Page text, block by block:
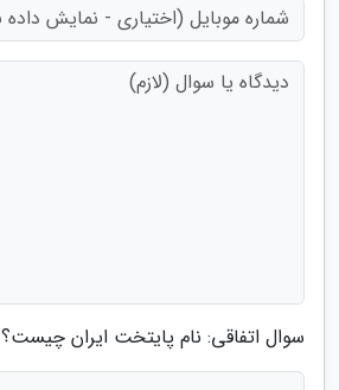
سوال اتفاقی: نام پایتخت ایران چیست؟